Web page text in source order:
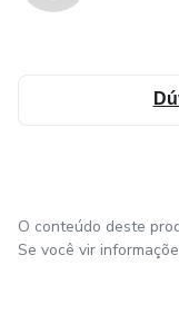
O conteúdo deste
Se você vir